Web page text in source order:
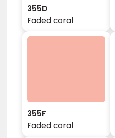
355D
Faded coral
355F
Faded coral